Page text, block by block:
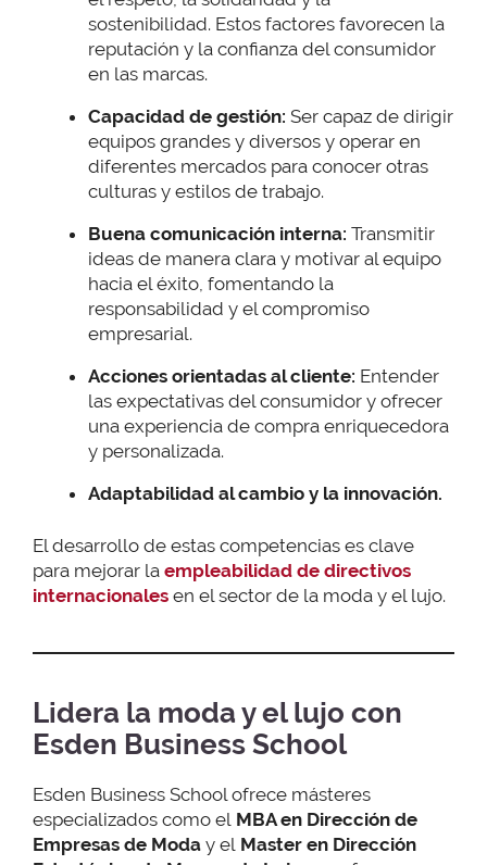
sostenibilidad. Estos factores favorecen la
reputación y la confianza del consumidor
en las marcas.
Capacidad de gestión: Ser capaz de dirigir
equipos grandes y diversos y operar en
diferentes mercados para conocer otras
culturas y estilos de trabajo.
Buena comunicación interna: Transmitir
ideas de manera clara y motivar al equipo
hacia el éxito, fomentando la
responsabilidad y el compromiso
empresarial.
Acciones orientadas al cliente: Entender
las expectativas del consumidor y ofrecer
una experiencia de compra enriquecedora
y personalizada.
Adaptabilidad al cambio y la innovación.
El desarrollo de estas competencias es clave
para mejorar la empleabilidad de directivos
internacionales en el sector de la moda y el lujo.
Lidera la moda y el lujo con
Esden Business School
Esden Business School ofrece másteres
especializados como el MBA en Dirección de
Empresas de Moda y el Master en Dirección